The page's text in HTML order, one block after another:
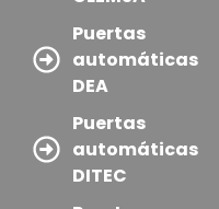
Puertas
automáticas
DEA
Puertas
automáticas
DITEC